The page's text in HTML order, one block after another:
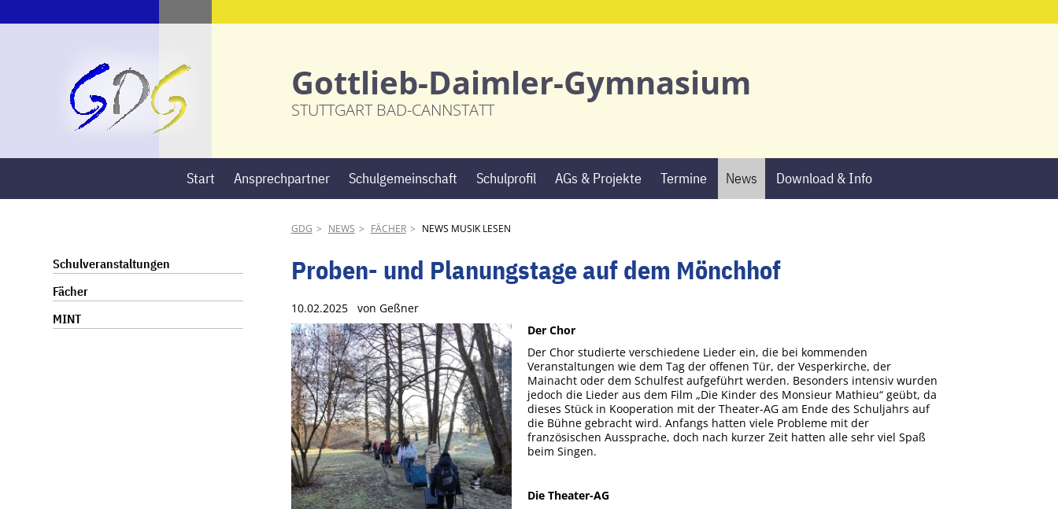
Gottlieb-Daimler-Gymnasium
STUTTGART BAD-CANNSTATT
überspringen
Start Ansprechpartner Schulgemeinschaft Schulprofil AGs & Projekte Termine News Download & Info
GDG NEWS FÄCHER NEWS MUSIK LESEN
Proben- und Planungstage auf dem Mönchhof
10.02.2025
von Geßner
Der Chor
Der Chor studierte verschiedene Lieder ein, die bei kommenden
Veranstaltungen wie dem Tag der offenen Tür, der Vesperkirche, der
Mainacht oder dem Schulfest aufgeführt werden. Besonders intensiv wurden
jedoch die Lieder aus dem Film „Die Kinder des Monsieur Mathieu“ geübt, da
dieses Stück in Kooperation mit der Theater-AG am Ende des Schuljahrs auf
die Bühne gebracht wird. Anfangs hatten viele Probleme mit der
französischen Aussprache, doch nach kurzer Zeit hatten alle sehr viel Spaß
beim Singen.
Die Theater-AG
Navigation
überspringen
Schulveranstaltungen
Fächer
MINT